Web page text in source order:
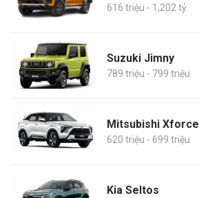
616 triệu - 1,202 tỷ
Suzuki Jimny
789 triệu - 799 triệu
Mitsubishi Xforce
620 triệu - 699 triệu
Kia Seltos